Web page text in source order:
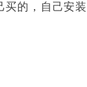
买的，自己安装